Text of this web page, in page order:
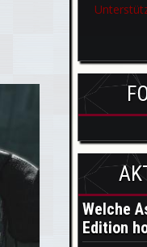
Welche
Edition